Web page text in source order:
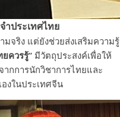
ประเทศไทย
จริง แต่ยังช่วยส่งเสริมความรู้
ควรรู้” มีวัตถุประสงค์เพื่อให้
กการนักวิชาการไทยและ
งในประเทศจีน